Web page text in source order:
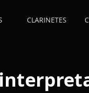
CLARINETES